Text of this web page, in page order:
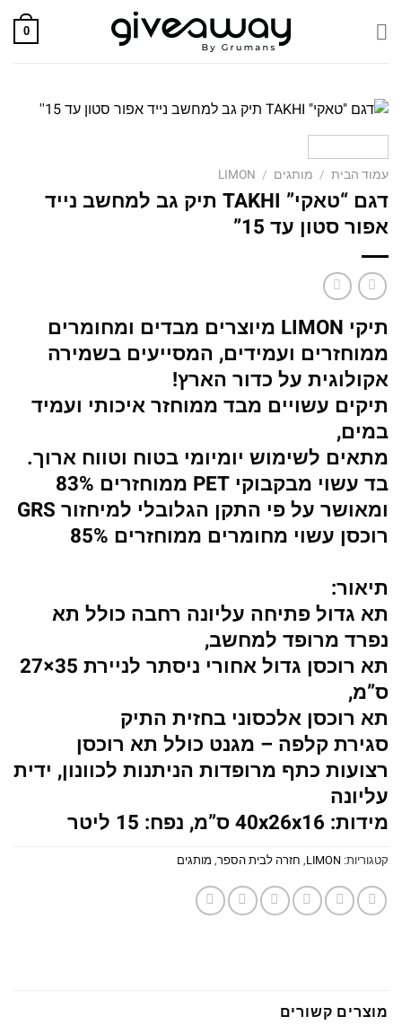
0
עמוד הבית / מותגים /
LIMON
דגם “טאקי” TAKHI תיק גב למחשב נייד
אפור סטון עד 15”
תיקי LIMON מיוצרים מבדים ומחומרים
ממוחזרים ועמידים, המסייעים בשמירה
אקולוגית על כדור הארץ!
תיקים עשויים מבד ממוחזר איכותי ועמיד
במים,
מתאים לשימוש יומיומי בטוח וטווח ארוך.
בד עשוי מבקבוקי PET ממוחזרים 83%
ומאושר על פי התקן הגלובלי למיחזור GRS
רוכסן עשוי מחומרים ממוחזרים 85%
תיאור:
תא גדול פתיחה עליונה רחבה כולל תא
נפרד מרופד למחשב,
תא רוכסן גדול אחורי ניסתר לניירת 35×27
ס”מ,
תא רוכסן אלכסוני בחזית התיק
סגירת קלפה – מגנט כולל תא רוכסן
רצועות כתף מרופדות הניתנות לכוונון, ידית
עליונה
מידות: 40x26x16 ס”מ, נפח: 15 ליטר
קטגוריות: LIMON
, חזרה לבית הספר, מותגים
מוצרים קשורים